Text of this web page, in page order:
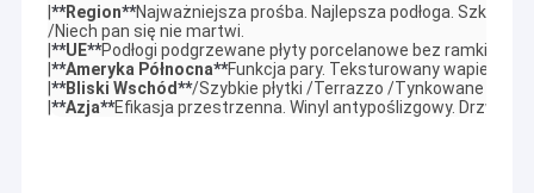
Do domu
**Region**Najważniejsza prośba. Najlepsza podłoga. Szklany
/Niech pan się nie martwi.
**UE**Podłogi podgrzewane płyty porcelanowe bez ramki
**Ameryka Północna**Funkcja pary. Teksturowany wapienny
**Bliski Wschód**/Szybkie płytki /Terrazzo /Tynkowane /
**Azja**Efikasja przestrzenna. Winyl antypoślizgowy. Drzwi